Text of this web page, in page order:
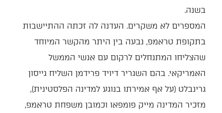
בשנה.
המספרים לא משקרים. העדנה לה זכתה ההתיישבות
בתקופת טראמפ, נבעה בין היתר מהקשר המיוחד
שהצליחו המתנחלים לרקום עם אנשי הממשל
האמריקאי. בהם השגריר דיויד פרידמן השליח גייסון
גרינבלט (על אף אמירתו בנוגע למדינה הפלסטינית),
מזכיר המדינה מייק פומפאו וכמובן משפחת טראמפ,